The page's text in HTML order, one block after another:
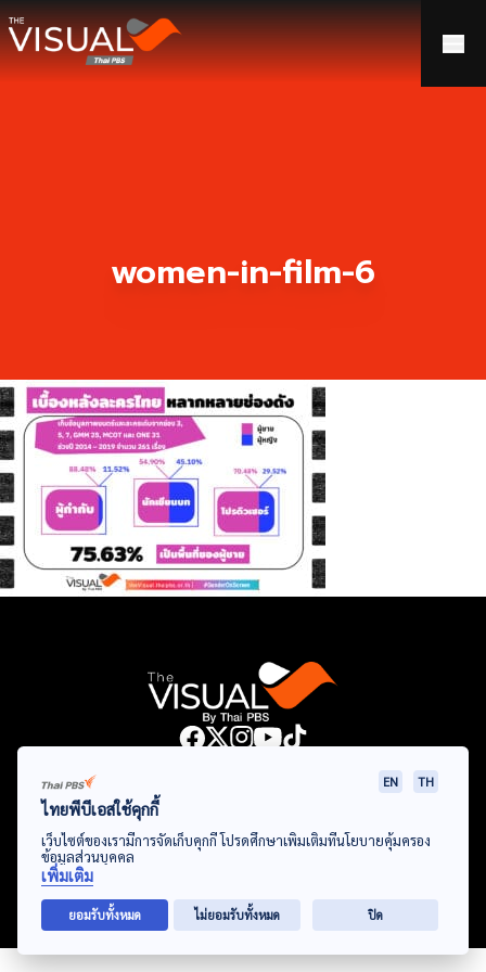
ข้ามไปยังเนื้อหา
women-in-film-6
Data Viz Topics
© Thai Public Broadcasting Service. All Rights Reserved
2024
ไทยพีบีเอสใช้คุกกี้
EN TH
เว็บไซต์ของเรามีการจัดเก็บคุกกี้ โปรดศึกษาเพิ่มเติมที่นโยบายคุ้มครอง
ข้อมูลส่วนบุคคล
เพิ่มเติม
ยอมรับทั้งหมด ไม่ยอมรับทั้งหมด ปิด